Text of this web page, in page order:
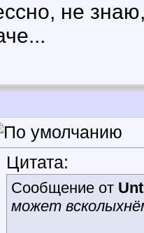
не
Цитата:
Сообщение от
может